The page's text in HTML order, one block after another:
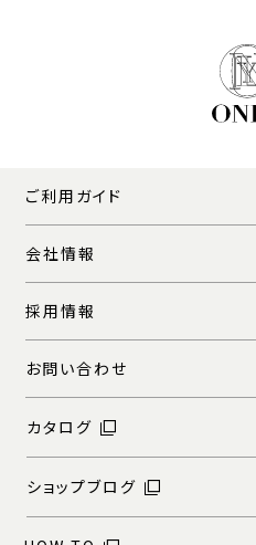
ご利用ガイド
会社情報
採用情報
お問い合わせ
カタログ
ショップブログ